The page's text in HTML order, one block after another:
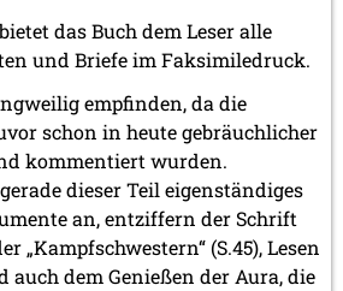
das Buch dem Leser alle
und Briefe im Faksimiledruck.
empfinden, da die
schon in heute gebräuchlicher
kommentiert wurden.
dieser Teil eigenständiges
an, entziffern der Schrift
„Kampfschwestern“ (S.45), Lesen
auch dem Genießen der Aura, die